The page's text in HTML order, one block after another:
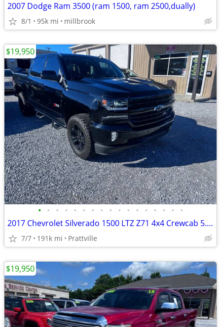
2007 Dodge Ram 3500 (ram 1500, ram 2500,dually)
8/1 95k mi millbrook
• • • • • • • • • • • • • • • • •
2017 Chevrolet Silverado 1500 LTZ Z71 4x4 Crewcab 5.3L V-8
7/7 191k mi Prattville
$19,950
$19,950